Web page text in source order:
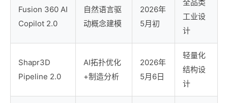
Fusion 360 AI
Copilot 2.0
自然语言驱
动概念建模
2026年
5月初
全品类
工业设
计
Shapr3D
Pipeline 2.0
AI拓扑优化
+制造分析
2026年
5月6日
轻量化
结构设
计